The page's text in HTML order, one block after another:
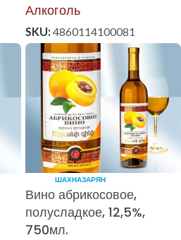
Алкоголь
SKU: 4860114100081
ШАХНАЗАРЯН
Вино абрикосовое,
полусладкое, 12,5%,
750мл.